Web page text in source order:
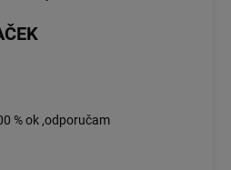
% ok ,odporučam